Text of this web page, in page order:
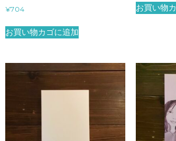
¥704
お買い物カゴに追加
お買い物